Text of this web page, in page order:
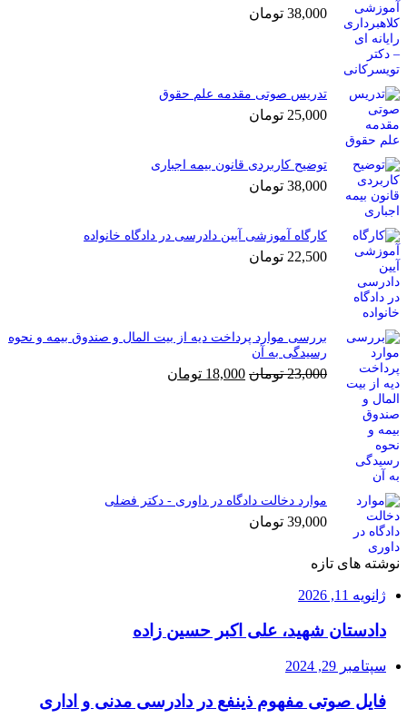
38,000 تومان
تدریس صوتی مقدمه علم حقوق
25,000 تومان
توضیح کاربردی قانون بیمه اجباری
38,000 تومان
کارگاه آموزشی آیین دادرسی در دادگاه خانواده
22,500 تومان
بررسی موارد پرداخت دیه از بیت المال و صندوق بیمه و نحوه
رسیدگی به آن
23,000 تومان قیمت
18,000 تومان
موارد دخالت دادگاه در داوری - دکتر فضلی
39,000 تومان
نوشته های تازه
ژانویه 11, 2026
دادستان شهید، علی اکبر حسین زاده
سپتامبر 29, 2024
فایل صوتی مفهوم ذینفع در دادرسی مدنی و اداری